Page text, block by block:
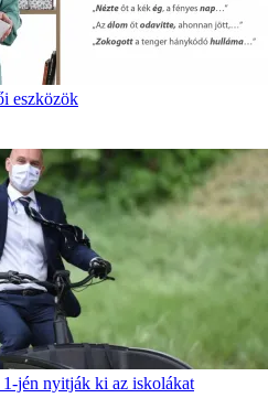
eszközök
jén nyitják ki az iskolákat